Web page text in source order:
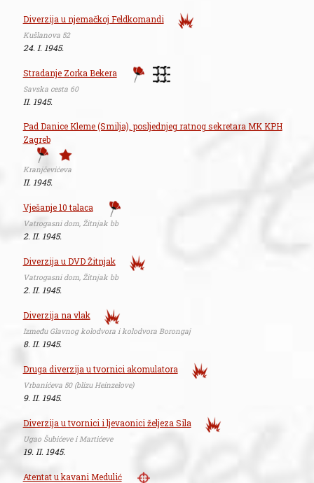
Diverzija u njemačkoj Feldkomandi
Kušlanova 52
24. I. 1945.
Stradanje Zorka Bekera
Savska cesta 60
II. 1945.
Pad Danice Kleme (Smilja), posljednjeg ratnog sekretara MK KPH
Zagreb
Kranjčevićeva
II. 1945.
Vješanje 10 talaca
Vatrogasni dom, Žitnjak bb
2. II. 1945.
Diverzija u DVD Žitnjak
Vatrogasni dom, Žitnjak bb
2. II. 1945.
Diverzija na vlak
Između Glavnog kolodvora i kolodvora Borongaj
8. II. 1945.
Druga diverzija u tvornici akomulatora
Vrbanićeva 50 (blizu Heinzelove)
9. II. 1945.
Diverzija u tvornici i ljevaonici željeza Sila
Ugao Šubićeve i Martićeve
19. II. 1945.
Atentat u kavani Medulić